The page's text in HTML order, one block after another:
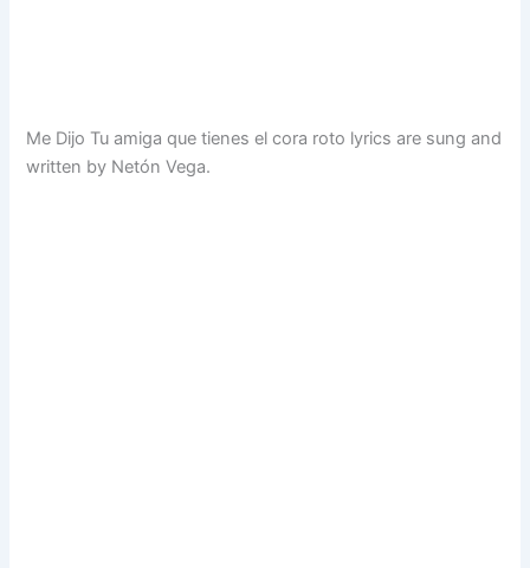
Me Dijo Tu amiga que tienes el cora roto lyrics are sung and
written by Netón Vega.